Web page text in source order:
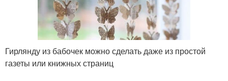
Гирлянду из бабочек можно сделать даже из простой
газеты или книжных страниц